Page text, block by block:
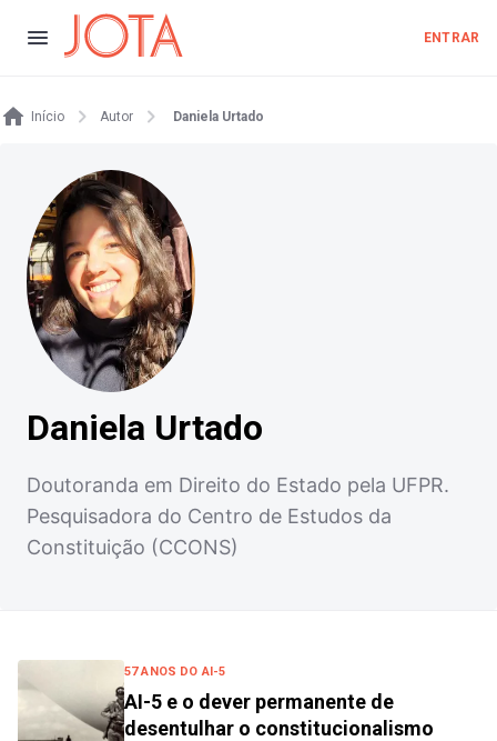
ENTRAR
Início Autor Daniela Urtado
Daniela Urtado
Doutoranda em Direito do Estado pela UFPR.
Pesquisadora do Centro de Estudos da
Constituição (CCONS)
57 ANOS DO AI-5
AI-5 e o dever permanente de
desentulhar o constitucionalismo